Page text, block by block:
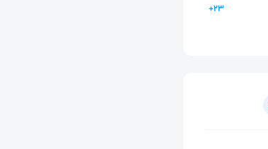
23+